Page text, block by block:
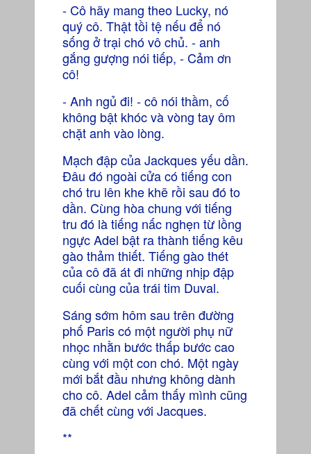
- Cô hãy mang theo Lucky, nó
quý cô. Thật tồi tệ nếu để nó
sống ở trại chó vô chủ. - anh
gắng gượng nói tiếp, - Cảm ơn
cô!
- Anh ngủ đi! - cô nói thầm, cố
không bật khóc và vòng tay ôm
chặt anh vào lòng.
Mạch đập của Jackques yếu dần.
Đâu đó ngoài cửa có tiếng con
chó tru lên khe khẽ rồi sau đó to
dần. Cùng hòa chung với tiếng
tru đó là tiếng nấc nghẹn từ lồng
ngực Adel bật ra thành tiếng kêu
gào thảm thiết. Tiếng gào thét
của cô đã át đi những nhịp đập
cuối cùng của trái tim Duval.
Sáng sớm hôm sau trên đường
phố Paris có một người phụ nữ
nhọc nhằn bước thấp bước cao
cùng với một con chó. Một ngày
mới bắt đầu nhưng không dành
cho cô. Adel cảm thấy mình cũng
đã chết cùng với Jacques.
**